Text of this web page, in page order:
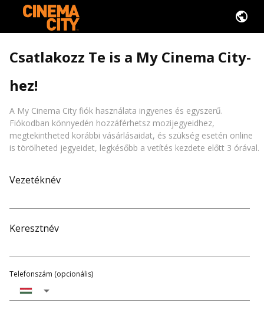
Csatlakozz Te is a My Cinema City-
hez!
A My Cinema City fiók használata ingyenes és egyszerű.
Fiókodban könnyedén hozzáférhetsz mozijegyeidhez,
megtekintheted korábbi vásárlásaidat, és szükség esetén online
is törölheted jegyeidet, legkésőbb a vetítés kezdete előtt 3 órával.
Vezetéknév
Keresztnév
Telefonszám (opcionális)